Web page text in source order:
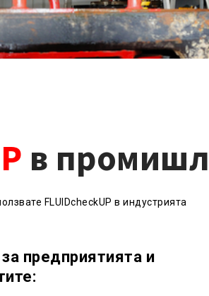
в
FLUIDcheckUP в индустрията
предприятията и